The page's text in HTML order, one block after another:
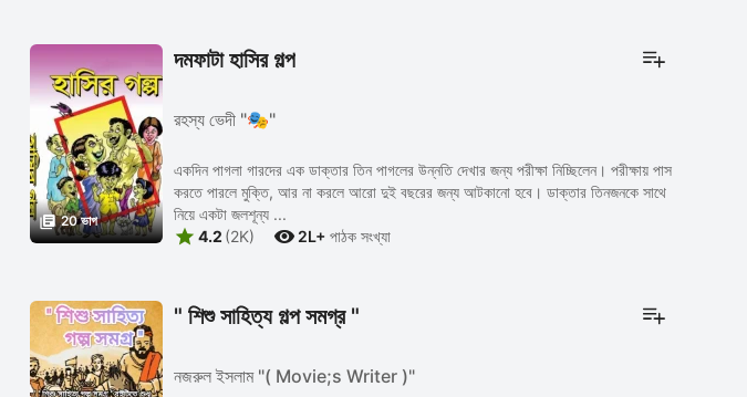
 20 ভাগ
দমফাটা হাসির গল্প
রহস্য ভেদী "🎭"
একদিন পাগলা গারদের এক ডাক্তার তিন পাগলের উন্নতি দেখার জন্য পরীক্ষা নিচ্ছিলেন। পরীক্ষায় পাস
করতে পারলে মুক্তি, আর না করলে আরো দুই বছরের জন্য আটকানো হবে। ডাক্তার তিনজনকে সাথে
নিয়ে একটা জলশূন্য ...
 4.2 (2K)  2L+ পাঠক সংখ্যা
" শিশু সাহিত্য গল্প সমগ্র "
নজরুল ইসলাম "( Movie;s Writer )"